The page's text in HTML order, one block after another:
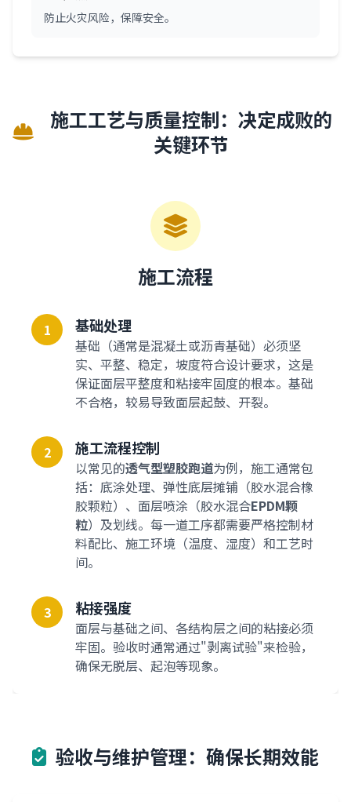
防止火灾风险，保障安全。
施工工艺与质量控制：决定成败的
关键环节
施工流程
1 基础处理
基础（通常是混凝土或沥青基础）必须坚
实、平整、稳定，坡度符合设计要求，这是
保证面层平整度和粘接牢固度的根本。基础
不合格，较易导致面层起鼓、开裂。
2 施工流程控制
以常见的透气型塑胶跑道为例，施工通常包
括：底涂处理、弹性底层摊铺（胶水混合橡
胶颗粒）、面层喷涂（胶水混合EPDM颗
粒）及划线。每一道工序都需要严格控制材
料配比、施工环境（温度、湿度）和工艺时
间。
3 粘接强度
面层与基础之间、各结构层之间的粘接必须
牢固。验收时通常通过"剥离试验"来检验，
确保无脱层、起泡等现象。
验收与维护管理：确保长期效能